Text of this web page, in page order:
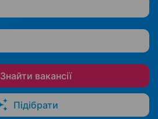
Знайти вакансії
Підібрати